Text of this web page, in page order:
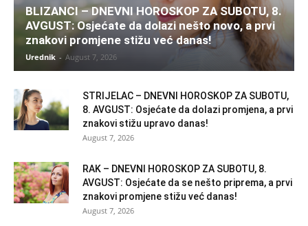
BLIZANCI – DNEVNI HOROSKOP ZA SUBOTU, 8.
AVGUST: Osjećate da dolazi nešto novo, a prvi
znakovi promjene stižu već danas!
Urednik - August 7, 2026
STRIJELAC – DNEVNI HOROSKOP ZA SUBOTU,
8. AVGUST: Osjećate da dolazi promjena, a prvi
znakovi stižu upravo danas!
August 7, 2026
RAK – DNEVNI HOROSKOP ZA SUBOTU, 8.
AVGUST: Osjećate da se nešto priprema, a prvi
znakovi promjene stižu već danas!
August 7, 2026